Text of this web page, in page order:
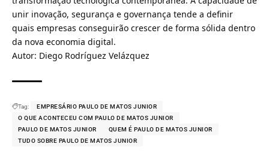
unir inovação, segurança e governança tende a definir
quais empresas conseguirão crescer de forma sólida dentro
da nova economia digital.
Autor: Diego Rodríguez Velázquez
Tag:
EMPRESÁRIO PAULO DE MATOS JUNIOR
O QUE ACONTECEU COM PAULO DE MATOS JUNIOR
PAULO DE MATOS JUNIOR
QUEM É PAULO DE MATOS JUNIOR
TUDO SOBRE PAULO DE MATOS JUNIOR